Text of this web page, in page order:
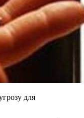
для